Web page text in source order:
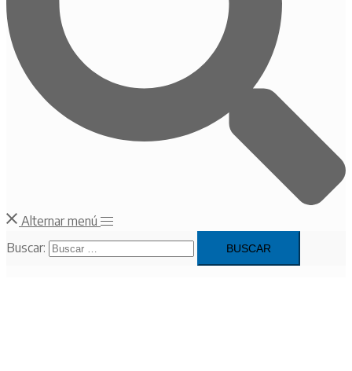
Alternar menú
Buscar: